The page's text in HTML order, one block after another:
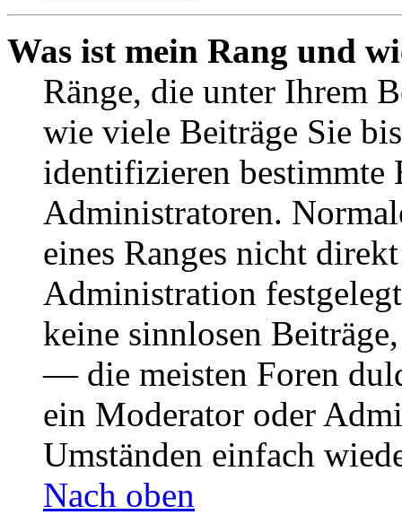
Was ist mein Rang und
Ränge, die unter Ihrem
wie viele Beiträge Sie
identifizieren bestimmte
Administratoren.
eines Ranges nicht
Administration
keine sinnlosen
— die meisten Foren
ein Moderator oder
Umständen einfach
Nach oben